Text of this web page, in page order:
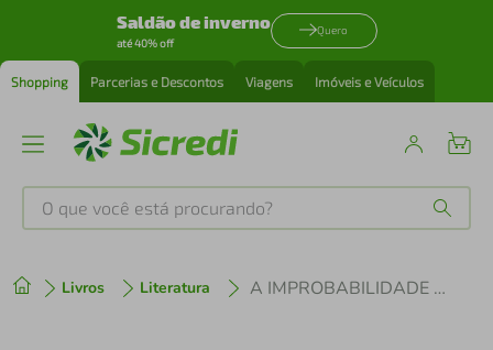
Saldão de inverno
até 40% off
Quero
Shopping Parcerias e Descontos Viagens Imóveis e Veículos
O que você está procurando?
Livros Literatura A IMPROBABILIDADE DO AMOR